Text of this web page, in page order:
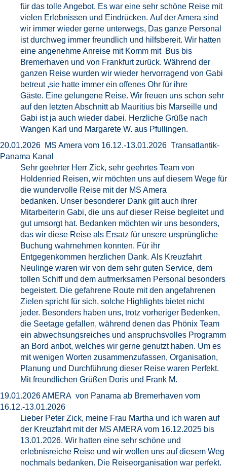
für das tolle Angebot. Es war eine sehr schöne Reise mit
vielen Erlebnissen und Eindrücken. Auf der Amera sind
wir immer wieder gerne unterwegs, Das ganze Personal
ist durchweg immer freundlich und hilfsbereit. Wir hatten
eine angenehme Anreise mit Komm mit Bus bis
Bremerhaven und von Frankfurt zurück. Während der
ganzen Reise wurden wir wieder hervorragend von Gabi
betreut ,sie hatte immer ein offenes Ohr für ihre
Gäste. Eine gelungene Reise. Wir freuen uns schon sehr
auf den letzten Abschnitt ab Mauritius bis Marseille und
Gabi ist ja auch wieder dabei. Herzliche Grüße nach
Wangen Karl und Margarete W. aus Pfullingen.
20.01.2026 MS Amera vom 16.12.-13.01.2026 Transatlantik-
Panama Kanal
Sehr geehrter Herr Zick, sehr geehrtes Team von
Holdenried Reisen, wir möchten uns auf diesem Wege für
die wundervolle Reise mit der MS Amera
bedanken. Unser besonderer Dank gilt auch ihrer
Mitarbeiterin Gabi, die uns auf dieser Reise begleitet und
gut umsorgt hat. Bedanken möchten wir uns besonders,
das wir diese Reise als Ersatz für unsere ursprüngliche
Buchung wahrnehmen konnten. Für ihr
Entgegenkommen herzlichen Dank. Als Kreuzfahrt
Neulinge waren wir von dem sehr guten Service, dem
tollen Schiff und dem aufmerksamen Personal besonders
begeistert. Die gefahrene Route mit den angefahrenen
Zielen spricht für sich, solche Highlights bietet nicht
jeder. Besonders haben uns, trotz vorheriger Bedenken,
die Seetage gefallen, während denen das Phönix Team
ein abwechsungsreiches und anspruchsvolles Programm
an Bord anbot, welches wir gerne genutzt haben. Um es
mit wenigen Worten zusammenzufassen, Organisation,
Planung und Durchführung dieser Reise waren Perfekt.
Mit freundlichen Grüßen Doris und Frank M.
19.01.2026 AMERA von Panama ab Bremerhaven vom
16.12.-13.01.2026
Lieber Peter Zick, meine Frau Martha und ich waren auf
der Kreuzfahrt mit der MS AMERA vom 16.12.2025 bis
13.01.2026. Wir hatten eine sehr schöne und
erlebnisreiche Reise und wir wollen uns auf diesem Weg
nochmals bedanken. Die Reiseorganisation war perfekt.